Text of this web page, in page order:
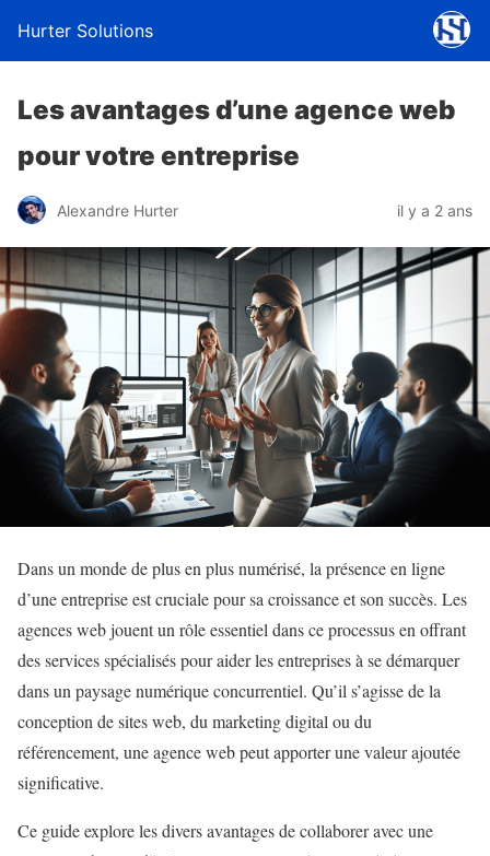
Hurter Solutions
Les avantages d’une agence web
pour votre entreprise
Alexandre Hurter il y a 2 ans
Dans un monde de plus en plus numérisé, la présence en ligne
d’une entreprise est cruciale pour sa croissance et son succès. Les
agences web jouent un rôle essentiel dans ce processus en offrant
des services spécialisés pour aider les entreprises à se démarquer
dans un paysage numérique concurrentiel. Qu’il s’agisse de la
conception de sites web, du marketing digital ou du
référencement, une agence web peut apporter une valeur ajoutée
significative.
Ce guide explore les divers avantages de collaborer avec une